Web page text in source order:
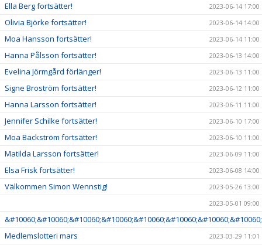
Ella Berg fortsätter! 2023-06-14 17:00
Olivia Björke fortsätter! 2023-06-14 14:00
Moa Hansson fortsätter! 2023-06-14 11:00
Hanna Pålsson fortsätter! 2023-06-13 14:00
Evelina Jörmgård förlänger! 2023-06-13 11:00
Signe Broström fortsätter! 2023-06-12 11:00
Hanna Larsson fortsätter! 2023-06-11 11:00
Jennifer Schilke fortsätter! 2023-06-10 17:00
Moa Backström fortsätter! 2023-06-10 11:00
Matilda Larsson fortsätter! 2023-06-09 11:00
Elsa Frisk fortsätter! 2023-06-08 14:00
Välkommen Simon Wennstig!
2023-05-26 13:00
2023-05-01 09:00
Medlemslotteri mars
2023-03-29 11:01